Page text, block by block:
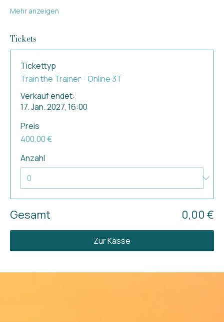
Mehr anzeigen
Tickets
Tickettyp
Train the Trainer - Online 3T
Verkauf endet:
17. Jan. 2027, 16:00
Preis
400,00 €
Anzahl
Gesamt 0,00 €
Zur Kasse